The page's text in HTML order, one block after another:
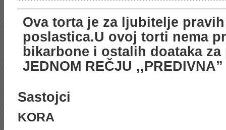
Ova torta je za ljubitelje
poslastica.U ovoj torti nema
bikarbone i ostalih doataka
JEDNOM REČJU ,,PREDIVNA”
Sastojci
KORA